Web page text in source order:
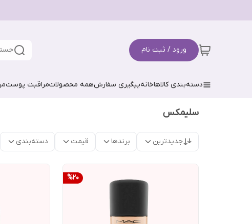
ورود / ثبت نام
دسته‌بندی کالاهاخانهپیگیری سفارشهمه محصولاتمراقبت پوست
سلیمکس
جدیدترین برندها قیمت دسته‌بندی
%20